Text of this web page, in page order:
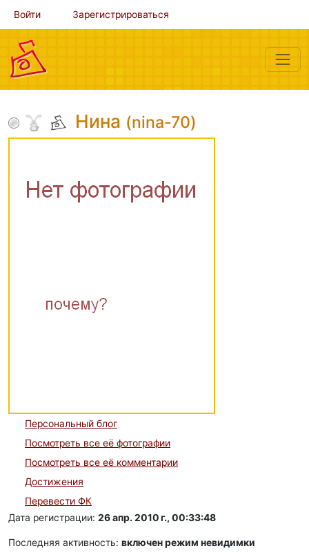
Войти Зарегистрироваться
Нина (nina-70)
Персональный блог
Посмотреть все её фотографии
Посмотреть все её комментарии
Достижения
Перевести ФК
Дата регистрации: 26 апр. 2010 г., 00:33:48
Последняя активность: включен режим невидимки